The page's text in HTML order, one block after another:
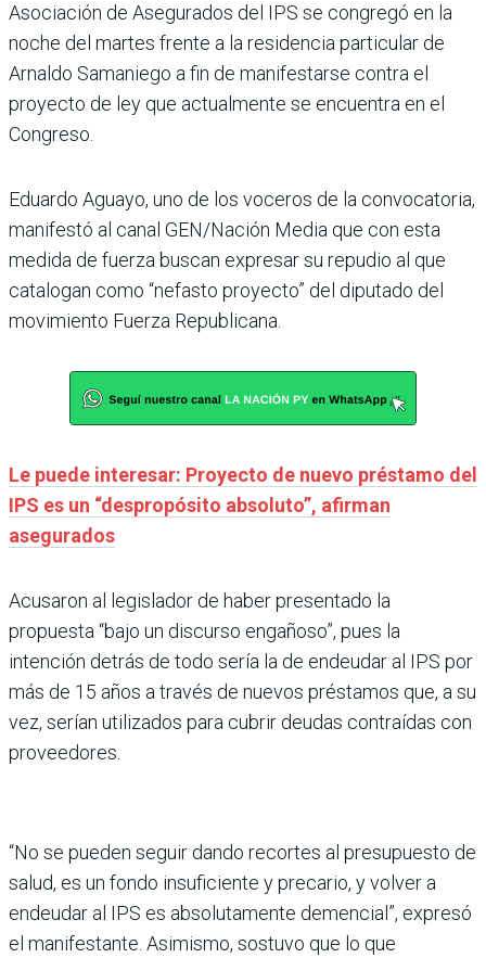
Asociación de Asegurados del IPS se congregó en la
noche del martes frente a la residencia particular de
Arnaldo Samaniego a fin de manifestarse contra el
proyecto de ley que actualmente se encuentra en el
Congreso.
Eduardo Aguayo, uno de los voceros de la convocatoria,
manifestó al canal GEN/Nación Media que con esta
medida de fuerza buscan expresar su repudio al que
catalogan como “nefasto proyecto” del diputado del
movimiento Fuerza Republicana.
Le puede interesar: Proyecto de nuevo préstamo del
IPS es un “despropósito absoluto”, afirman
asegurados
Acusaron al legislador de haber presentado la
propuesta “bajo un discurso engañoso”, pues la
intención detrás de todo sería la de endeudar al IPS por
más de 15 años a través de nuevos préstamos que, a su
vez, serían utilizados para cubrir deudas contraídas con
proveedores.
“No se pueden seguir dando recortes al presupuesto de
salud, es un fondo insuficiente y precario, y volver a
endeudar al IPS es absolutamente demencial”, expresó
el manifestante. Asimismo, sostuvo que lo que